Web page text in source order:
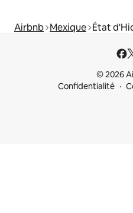
Airbnb Mexique État
© 2026
Confidentialité